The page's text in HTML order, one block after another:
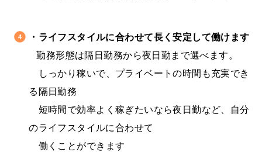
・ライフスタイルに合わせて長く安定して働けます
勤務形態は隔日勤務から夜日勤まで選べます。
しっかり稼いで、プライベートの時間も充実でき
る隔日勤務
短時間で効率よく稼ぎたいなら夜日勤など、自分
のライフスタイルに合わせて
働くことができます